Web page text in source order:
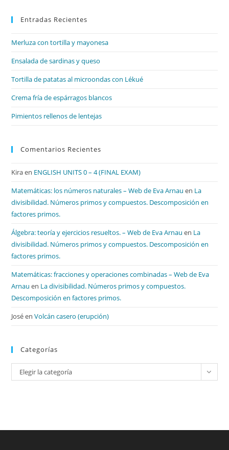
Entradas Recientes
Merluza con tortilla y mayonesa
Ensalada de sardinas y queso
Tortilla de patatas al microondas con Lékué
Crema fría de espárragos blancos
Pimientos rellenos de lentejas
Comentarios Recientes
Kiraen ENGLISH UNITS 0 – 4 (FINAL EXAM)
Matemáticas: los números naturales – Web de Eva Arnau en La
divisibilidad. Números primos y compuestos. Descomposición en
factores primos.
Álgebra: teoría y ejercicios resueltos. – Web de Eva Arnau en La
divisibilidad. Números primos y compuestos. Descomposición en
factores primos.
Matemáticas: fracciones y operaciones combinadas – Web de Eva
Arnau en La divisibilidad. Números primos y compuestos.
Descomposición en factores primos.
JoséenVolcán casero (erupción)
Categorías
Categorías
Elegir la categoría